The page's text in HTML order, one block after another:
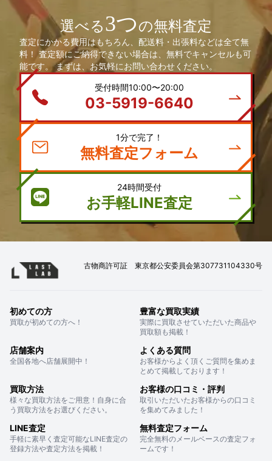
選べる3つの無料査定
査定にかかる費用はもちろん、配送料・出張料などは全て無
料！ 査定額にご納得できない場合は、無料でキャンセルも可
能です。 まずは、お気軽にお問い合わせください。
受付時間10:00〜20:00
03-5919-6640
1分で完了！
無料査定フォーム
24時間受付
お手軽LINE査定
古物商許可証 東京都公安委員会第307731104330号
初めての方
買取が初めての方へ！
豊富な買取実績
実際に買取させていただいた商品や
買取額も掲載！
店舗案内
全国各地へ店舗展開中！
よくある質問
お客様からよく頂くご質問を集めま
とめて掲載しております！
買取方法
様々な買取方法をご用意！自身に合
う買取方法をお選びください。
お客様の口コミ・評判
取引いただいたお客様からの口コミ
を集めてみました！
LINE査定
手軽に素早く査定可能なLINE査定の
登録方法や査定方法を掲載！
無料査定フォーム
完全無料のメールベースの査定フォ
ームです！